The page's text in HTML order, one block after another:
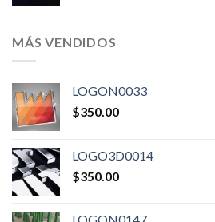
MÁS VENDIDOS
LOGON0033
$350.00
LOGO3D0014
$350.00